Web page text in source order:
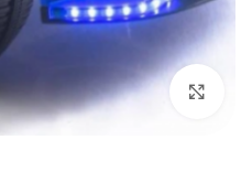
Click to enlarge